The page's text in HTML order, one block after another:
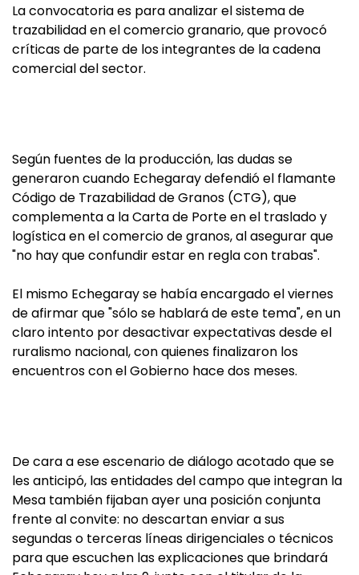
La convocatoria es para analizar el sistema de
trazabilidad en el comercio granario, que provocó
críticas de parte de los integrantes de la cadena
comercial del sector.
Según fuentes de la producción, las dudas se
generaron cuando Echegaray defendió el flamante
Código de Trazabilidad de Granos (CTG), que
complementa a la Carta de Porte en el traslado y
logística en el comercio de granos, al asegurar que
"no hay que confundir estar en regla con trabas".
El mismo Echegaray se había encargado el viernes
de afirmar que "sólo se hablará de este tema", en un
claro intento por desactivar expectativas desde el
ruralismo nacional, con quienes finalizaron los
encuentros con el Gobierno hace dos meses.
De cara a ese escenario de diálogo acotado que se
les anticipó, las entidades del campo que integran la
Mesa también fijaban ayer una posición conjunta
frente al convite: no descartan enviar a sus
segundas o terceras líneas dirigenciales o técnicos
para que escuchen las explicaciones que brindará